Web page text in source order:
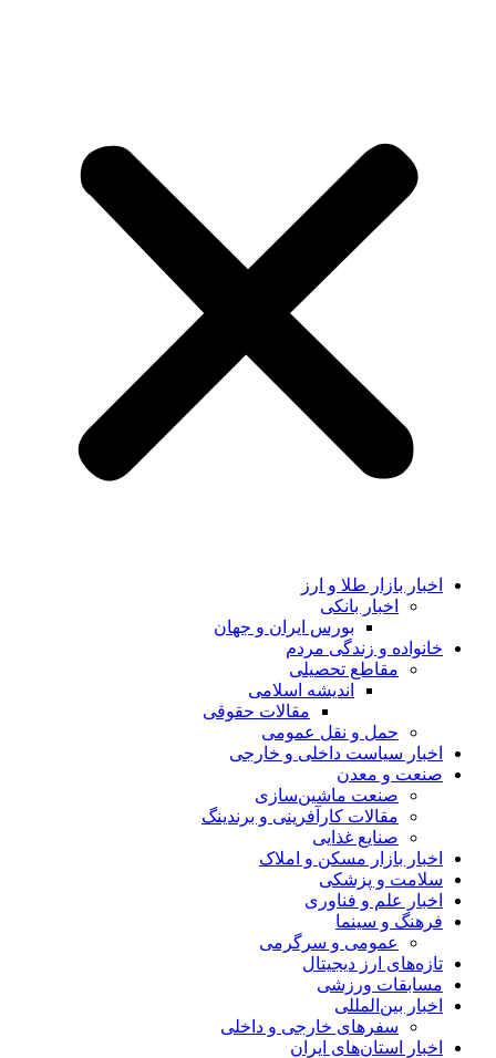
اخبار بازار طلا و ارز
اخبار بانکی
بورس ایران و جهان
خانواده و زندگی مردم
مقاطع تحصیلی
اندیشه اسلامی
مقالات حقوقی
حمل و نقل عمومی
اخبار سیاست داخلی و خارجی
صنعت و معدن
صنعت ماشین‌سازی
مقالات کارآفرینی و برندینگ
صنایع غذایی
اخبار بازار مسکن و املاک
سلامت و پزشکی
اخبار علم و فناوری
فرهنگ و سینما
عمومی و سرگرمی
تازه‌های ارز دیجیتال
مسابقات ورزشی
اخبار بین‌المللی
سفرهای خارجی و داخلی
اخبار استان‌های ایران